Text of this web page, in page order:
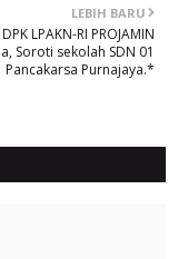
LEBIH BARU
LPAKN-RI PROJAMIN
Soroti sekolah SDN 01
Pancakarsa Purnajaya.*